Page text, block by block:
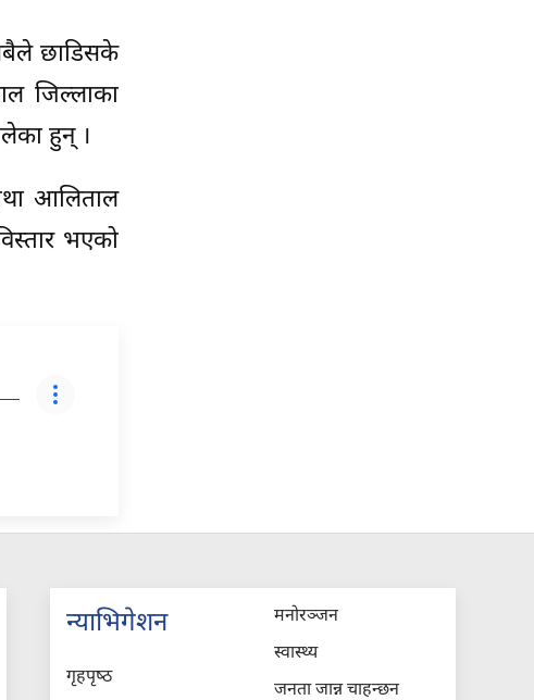
छाडिसके
जिल्लाका
हुन् ।
आलिताल
भएको
न्याभिगेशन
गृहपृष्‍ठ
मनोरञ्जन
स्वास्थ्य
जनता जान्न चाहन्छन